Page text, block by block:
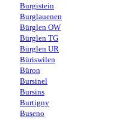
Burgistein
Burglauenen
Bürglen OW
Bürglen TG
Bürglen UR
Büriswilen
Büron
Bursinel
Bursins
Burtigny
Buseno